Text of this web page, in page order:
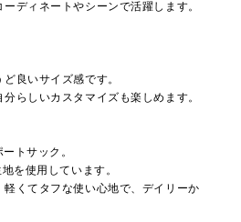
ディネートやシーンで活躍します。
良いサイズ感です。
らしいカスタマイズも楽しめます。
トサック。
を使用しています。
くてタフな使い心地で、デイリーか